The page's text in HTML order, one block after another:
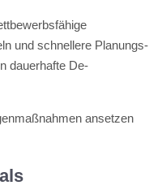
und schnellere Planungs-
dauerhafte De-
ansetzen